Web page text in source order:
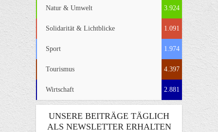
Natur & Umwelt 3.924
Solidarität & Lichtblicke 1.091
Sport 1.974
Tourismus 4.397
Wirtschaft 2.881
UNSERE BEITRÄGE TÄGLICH
ALS NEWSLETTER ERHALTEN